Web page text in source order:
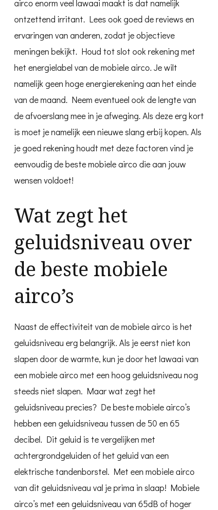
airco enorm veel lawaai maakt is dat namelijk
ontzettend irritant. Lees ook goed de reviews en
ervaringen van anderen, zodat je objectieve
meningen bekijkt. Houd tot slot ook rekening met
het energielabel van de mobiele airco. Je wilt
namelijk geen hoge energierekening aan het einde
van de maand. Neem eventueel ook de lengte van
de afvoerslang mee in je afweging. Als deze erg kort
is moet je namelijk een nieuwe slang erbij kopen. Als
je goed rekening houdt met deze factoren vind je
eenvoudig de beste mobiele airco die aan jouw
wensen voldoet!
Wat zegt het
geluidsniveau over
de beste mobiele
airco’s
Naast de effectiviteit van de mobiele airco is het
geluidsniveau erg belangrijk. Als je eerst niet kon
slapen door de warmte, kun je door het lawaai van
een mobiele airco met een hoog geluidsniveau nog
steeds niet slapen. Maar wat zegt het
geluidsniveau precies? De beste mobiele airco’s
hebben een geluidsniveau tussen de 50 en 65
decibel. Dit geluid is te vergelijken met
achtergrondgeluiden of het geluid van een
elektrische tandenborstel. Met een mobiele airco
van dit geluidsniveau val je prima in slaap! Mobiele
airco’s met een geluidsniveau van 65dB of hoger